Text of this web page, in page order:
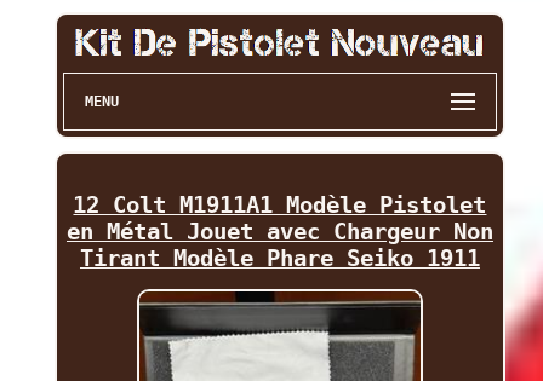
MENU
12 Colt M1911A1 Modèle Pistolet
en Métal Jouet avec Chargeur Non
Tirant Modèle Phare Seiko 1911